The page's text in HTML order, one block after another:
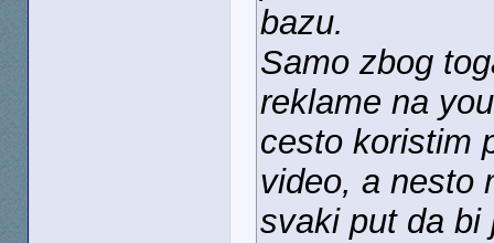
bazu.
Samo zbog
reklame na
cesto koristim
video, a nesto
svaki put da bi